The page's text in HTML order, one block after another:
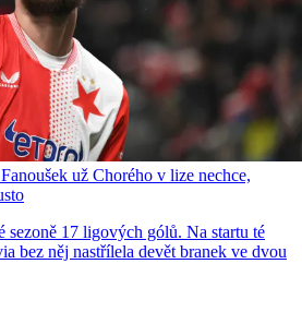
už Chorého v lize nechce,
sezoně 17 ligových gólů. Na startu té
bez něj nastřílela devět branek ve dvou